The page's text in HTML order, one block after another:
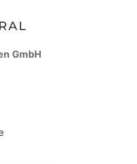
GmbH